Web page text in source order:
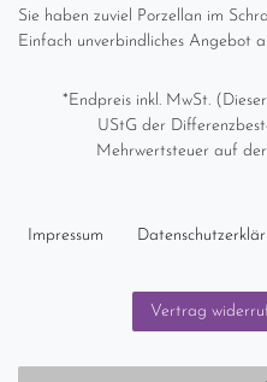
Sie haben zuviel Porzellan im
Einfach unverbindliches Angebot
*Endpreis inkl. MwSt.
UStG der
Mehrwertsteuer auf
Impressum
Vertrag